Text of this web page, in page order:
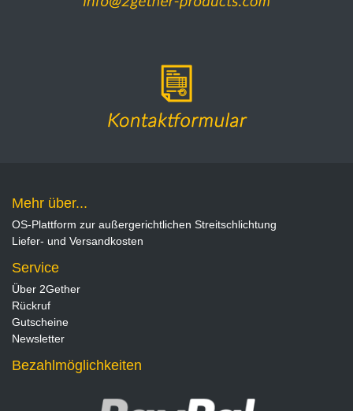
Mehr über...
OS-Plattform zur außergerichtlichen Streitschlichtung
Liefer- und Versandkosten
Service
Über 2Gether
Rückruf
Gutscheine
Newsletter
Bezahlmöglichkeiten